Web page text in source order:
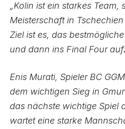
„Kolin ist ein starkes Team,
Meisterschaft in
Ziel ist es, das
und dann ins Final Four
Enis Murati, Spieler BC
dem wichtigen Sieg in
das nächste wichtige Spiel
wartet eine starke